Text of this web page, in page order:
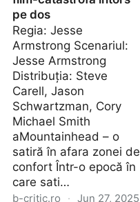
pe dos
Regia: Jesse
Armstrong Scenariul:
Jesse Armstrong
Distribuția: Steve
Carell, Jason
Schwartzman, Cory
Michael Smith
aMountainhead – o
satiră în afara zonei de
confort Într-o epocă în
care sati…
b-critic.ro · Jun 27, 2025